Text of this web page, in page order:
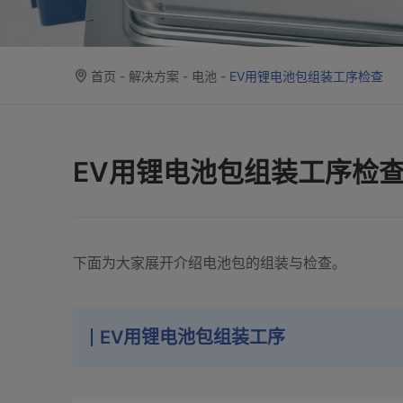
首页 - 解决方案 - 电池 - EV用锂电池包组装工序检查
EV用锂电池包组装工序检
下面为大家展开介绍电池包的组装与检查。
EV用锂电池包组装工序